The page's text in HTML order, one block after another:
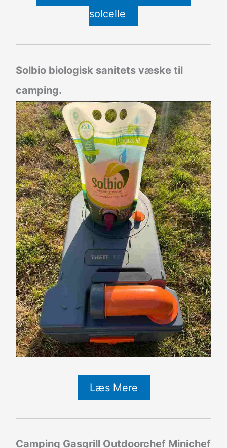
solcelle
Solbio biologisk sanitets væske til
camping.
Læs Mere
Camping Gasgrill Outdoorchef Minichef